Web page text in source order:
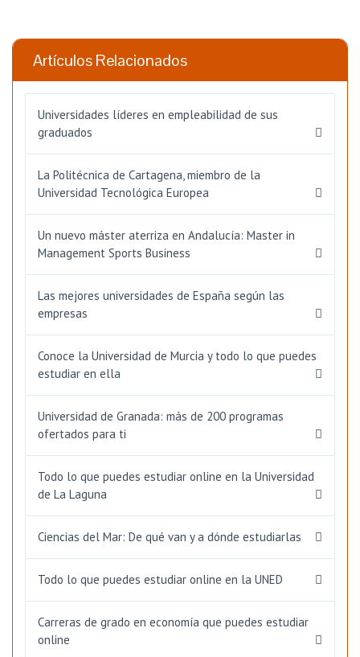
Artículos Relacionados
Universidades líderes en empleabilidad de sus
graduados
La Politécnica de Cartagena, miembro de la
Universidad Tecnológica Europea
Un nuevo máster aterriza en Andalucía: Master in
Management Sports Business
Las mejores universidades de España según las
empresas
Conoce la Universidad de Murcia y todo lo que puedes
estudiar en ella
Universidad de Granada: más de 200 programas
ofertados para ti
Todo lo que puedes estudiar online en la Universidad
de La Laguna
Ciencias del Mar: De qué van y a dónde estudiarlas
Todo lo que puedes estudiar online en la UNED
Carreras de grado en economía que puedes estudiar
online